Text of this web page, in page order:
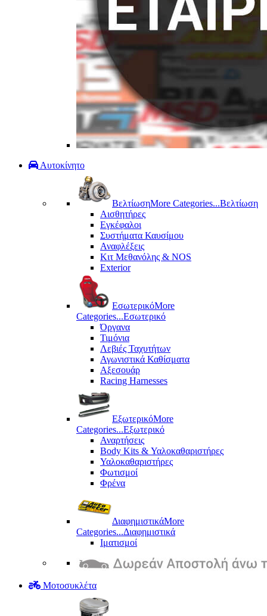
Αυτοκίνητο
ΒελτίωσηMore Categories...Βελτίωση
Αισθητήρες
Εγκέφαλοι
Συστήματα Καυσίμου
Αναφλέξεις
Κιτ Μεθανόλης & ΝΟS
Exterior
ΕσωτερικόMore
Categories...Εσωτερικό
Όργανα
Τιμόνια
Λεβιές Ταχυτήτων
Αγωνιστικά Καθίσματα
Αξεσουάρ
Racing Harnesses
ΕξωτερικόMore
Categories...Εξωτερικό
Αναρτήσεις
Body Kits & Υαλοκαθαριστήρες
Υαλοκαθαριστήρες
Φωτισμοί
Φρένα
ΔιαφημιστικάMore
Categories...Διαφημιστικά
Ιματισμοί
Μοτοσυκλέτα